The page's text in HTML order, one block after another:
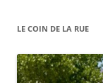
LE COIN DE LA RUE